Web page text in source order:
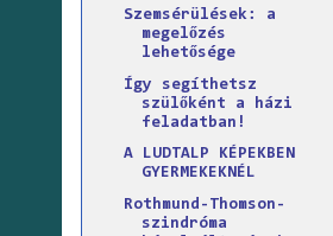
Szemsérülések: a
megelőzés
lehetősége
Így segíthetsz
szülőként a házi
feladatban!
A LUDTALP KÉPEKBEN
GYERMEKEKNÉL
Rothmund-Thomson-
szindróma